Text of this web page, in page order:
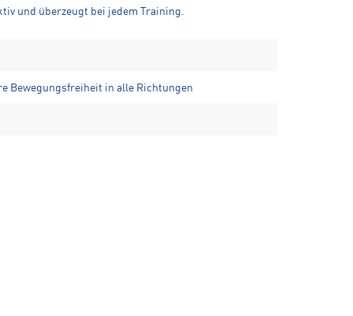
und überzeugt bei jedem Training.
Bewegungsfreiheit in alle Richtungen